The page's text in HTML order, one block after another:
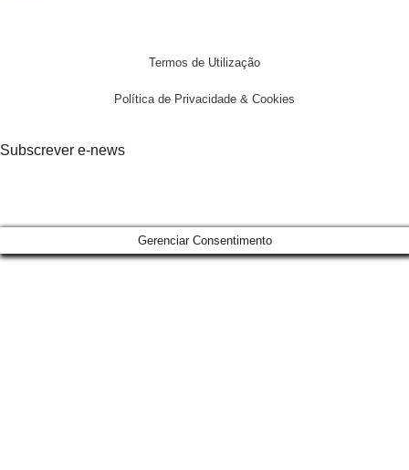
Termos de Utilização
Política de Privacidade & Cookies
Subscrever e-news
Gerenciar Consentimento